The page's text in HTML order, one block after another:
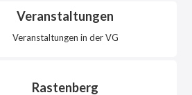
Veranstaltungen
Veranstaltungen in der VG
Rastenberg